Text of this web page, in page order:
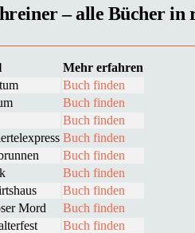
– alle Bücher in
Mehr erfahren
Buch finden
Buch finden
Buch finden
Buch finden
Buch finden
Buch finden
Buch finden
Mord
Buch finden
Buch finden